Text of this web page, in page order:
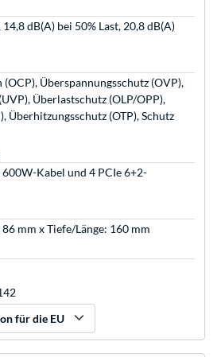
dB(A) bei 50% Last, 20,8 dB(A)
Überspannungsschutz (OVP),
Überlastschutz (OLP/OPP),
Überhitzungsschutz (OTP), Schutz
Kabel und 4 PCIe 6+2-
mm x Tiefe/Länge: 160 mm
für die EU